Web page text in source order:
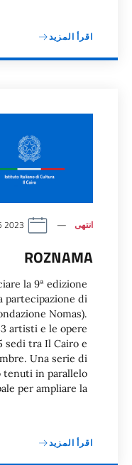
اقرأ المزيد
انتهى 2023
ROZNAMA
la 9ª edizione
partecipazione di
Nomas).
artisti e le opere
sedi tra Il Cairo e
Una serie di
in parallelo
per ampliare la […]
اقرأ المزيد